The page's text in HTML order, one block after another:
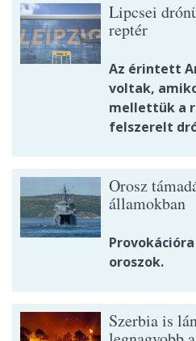
Lipcsei
reptér
Az érintett
voltak,
mellettük a
felszerelt
Orosz
államokban
oroszok.
Szerbia is